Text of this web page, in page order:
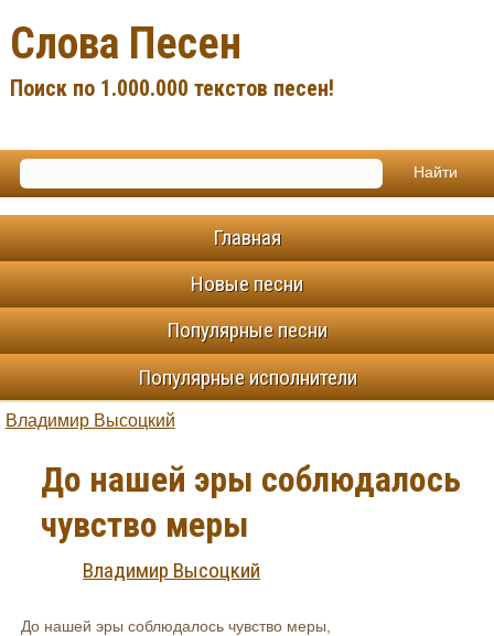
Слова Песен
Поиск по 1.000.000 текстов песен!
Главная
Новые песни
Популярные песни
Популярные исполнители
Владимир Высоцкий
До нашей эры соблюдалось
чувство меры
Владимир Высоцкий
До нашей эры соблюдалось чувство меры,